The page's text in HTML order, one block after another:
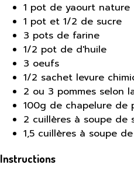
1 pot de yaourt nature
1 pot et 1/2 de sucre
3 pots de farine
1/2 pot de d'huile
3 oeufs
1/2 sachet levure
2 ou 3 pommes selon
100g de chapelure de
2 cuillères à soupe de
1,5 cuillères à soupe
Instructions